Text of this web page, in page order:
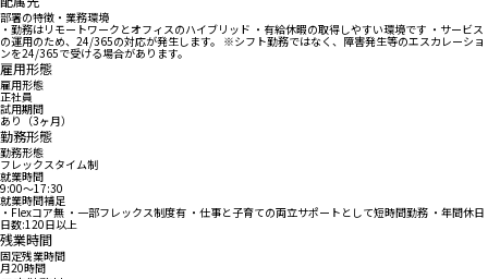
部署の特徴・業務環境
・勤務はリモートワークとオフィスのハイブリッド ・有給休暇の取得しやすい環境です ・サービス
の運用のため、24/365の対応が発生します。 ※シフト勤務ではなく、障害発生等のエスカレーショ
ンを24/365で受ける場合があります。
雇用形態
雇用形態
正社員
試用期間
あり（3ヶ月）
勤務形態
勤務形態
フレックスタイム制
就業時間
9:00〜17:30
就業時間補足
・Flexコア無 ・一部フレックス制度有 ・仕事と子育ての両立サポートとして短時間勤務 ・年間休日
日数:120日以上
残業時間
固定残業時間
月20時間